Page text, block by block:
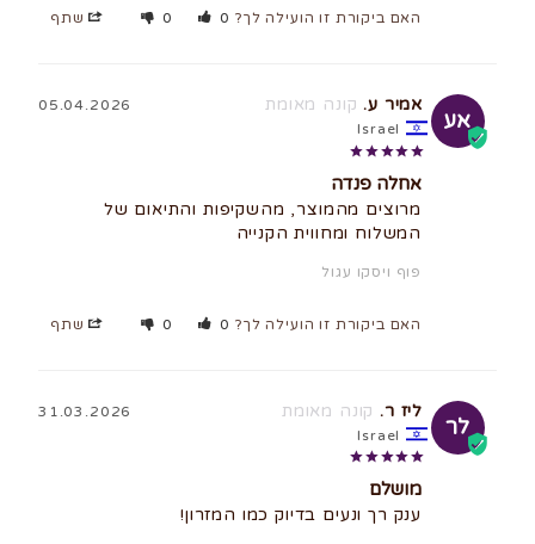
שתף האם ביקורת זו הועילה לך? 0
0
אע
05.04.2026 אמיר ע.
Israel
אחלה פנדה
המשלוח ומחווית הקנייה
פוף ויסקו עגול
שתף האם ביקורת זו הועילה לך? 0
0
לר
31.03.2026 ליז ר.
Israel
מושלם
ענק רך ונעים בדיוק כמו המזרון!